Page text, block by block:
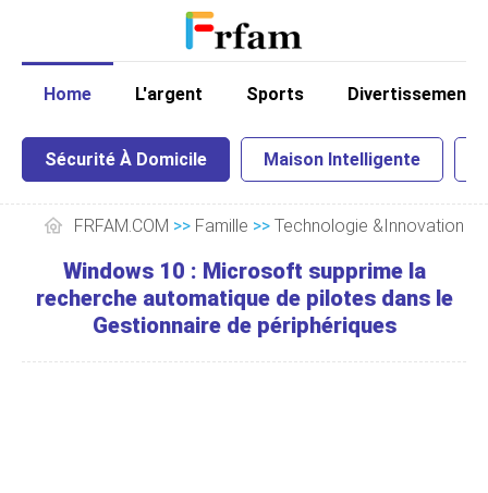
Home L'argent Sports Divertissement
Sécurité À Domicile Maison Intelligente
FRFAM.COM >> Famille >> Technologie &Innovation
Windows 10 : Microsoft supprime la
recherche automatique de pilotes dans le
Gestionnaire de périphériques